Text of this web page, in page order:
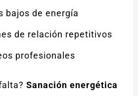
bajos de energía
de relación repetitivos
profesionales
Sanación energética